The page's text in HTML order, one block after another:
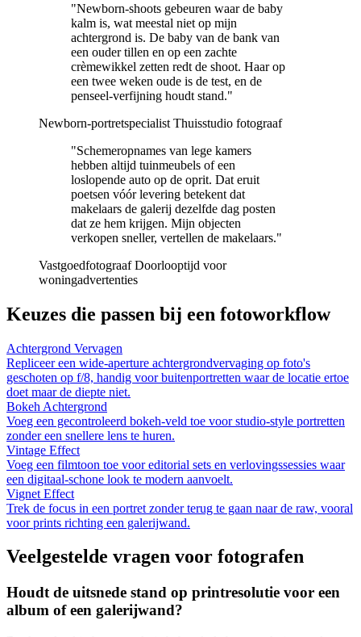
"Newborn-shoots gebeuren waar de baby
kalm is, wat meestal niet op mijn
achtergrond is. De baby van de bank van
een ouder tillen en op een zachte
crèmewikkel zetten redt de shoot. Haar op
een twee weken oude is de test, en de
penseel-verfijning houdt stand."
Newborn-portretspecialist Thuisstudio fotograaf
"Schemeropnames van lege kamers
hebben altijd tuinmeubels of een
loslopende auto op de oprit. Dat eruit
poetsen vóór levering betekent dat
makelaars de galerij dezelfde dag posten
dat ze hem krijgen. Mijn objecten
verkopen sneller, vertellen de makelaars."
Vastgoedfotograaf Doorlooptijd voor
woningadvertenties
Keuzes die passen bij een fotoworkflow
Achtergrond Vervagen
Repliceer een wide-aperture achtergrondvervaging op foto's
geschoten op f/8, handig voor buitenportretten waar de locatie ertoe
doet maar de diepte niet.
Bokeh Achtergrond
Voeg een gecontroleerd bokeh-veld toe voor studio-style portretten
zonder een snellere lens te huren.
Vintage Effect
Voeg een filmtoon toe voor editorial sets en verlovingssessies waar
een digitaal-schone look te modern aanvoelt.
Vignet Effect
Trek de focus in een portret zonder terug te gaan naar de raw, vooral
voor prints richting een galerijwand.
Veelgestelde vragen voor fotografen
Houdt de uitsnede stand op printresolutie voor een
album of een galerijwand?